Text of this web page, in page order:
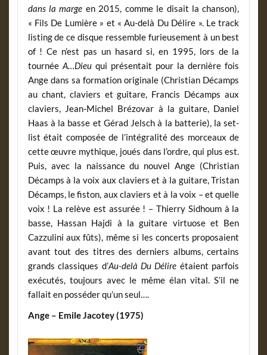
dans la marge en 2015, comme le disait la chanson),
« Fils De Lumière » et « Au-delà Du Délire ». Le track
listing de ce disque ressemble furieusement à un best
of ! Ce n’est pas un hasard si, en 1995, lors de la
tournée A…Dieuqui présentait pour la dernière fois
Ange dans sa formation originale (Christian Décamps
au chant, claviers et guitare, Francis Décamps aux
claviers, Jean-Michel Brézovar à la guitare, Daniel
Haas à la basse et Gérad Jelsch à la batterie), la set-
list était composée de l’intégralité des morceaux de
cette œuvre mythique, joués dans l’ordre, qui plus est.
Puis, avec la naissance du nouvel Ange (Christian
Décamps à la voix aux claviers et à la guitare, Tristan
Décamps, le fiston, aux claviers et à la voix – et quelle
voix ! La relève est assurée ! – Thierry Sidhoum à la
basse, Hassan Hajdi à la guitare virtuose et Ben
Cazzulini aux fûts), même si les concerts proposaient
avant tout des titres des derniers albums, certains
grands classiques d’Au-delà Du Délire étaient parfois
exécutés, toujours avec le même élan vital. S’il ne
fallait en posséder qu’un seul….
Ange – Emile Jacotey (1975)